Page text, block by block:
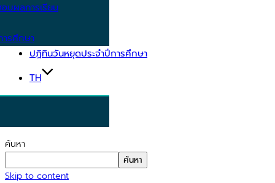
บผลการเรียน
รศึกษา
ปฏิทินวันหยุดประจำปีการศึกษา
TH
ค้นหา
ค้นหา
Skip to content